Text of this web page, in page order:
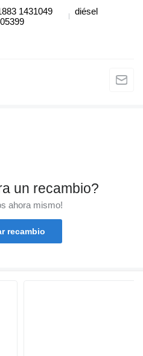
1431049
diésel
un recambio?
ahora mismo!
recambio